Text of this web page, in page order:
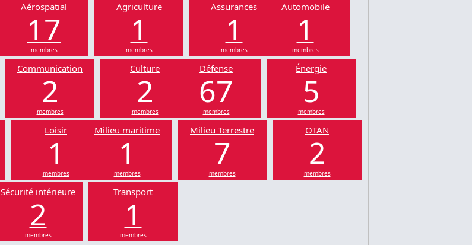
Aérospatial
17
membres
Agriculture
1
membres
Assurances
1
membres
Automobile
1
membres
Communication
2
membres
Culture
2
membres
Défense
67
membres
Énergie
5
membres
Loisir
1
membres
Milieu maritime
1
membres
Milieu Terrestre
7
membres
OTAN
2
membres
Sécurité intérieure
2
membres
Transport
1
membres